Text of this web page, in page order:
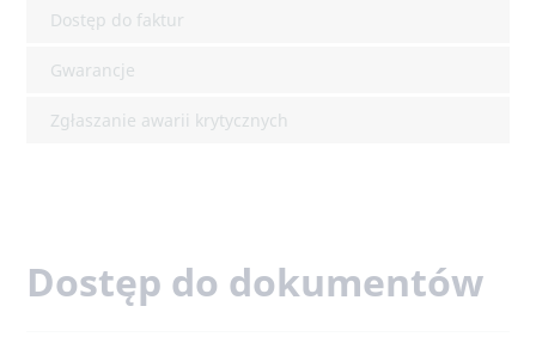
Dostęp do faktur
Gwarancje
Zgłaszanie awarii krytycznych
Dostęp do dokumentów